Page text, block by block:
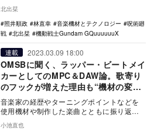
北出栞
照井順政
林直幸 音楽機材とテクノロジー
呪術廻
戦
北出栞 機動戦士Gundam GQuuuuuuX
連載 2023.03.09 18:00
OMSBに聞く、ラッパー・ビートメイ
カーとしてのMPC＆DAW論。歌寄り
のフックが増えた理由も“機材の変
化”？
音楽家の経歴やターニングポイントなどを
使用機材や制作した楽曲とともに振り返る
に登場しても…
小池直也